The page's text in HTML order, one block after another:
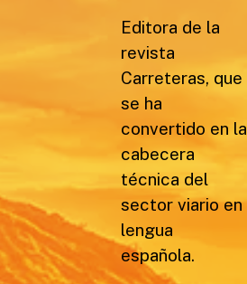
Editora de la
revista
Carreteras, que
se ha
convertido en la
cabecera
técnica del
sector viario en
lengua
española.